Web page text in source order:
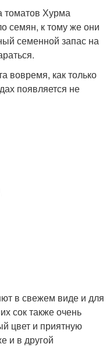
томатов Хурма
семян, к тому же они
семенной запас на
вовремя, как только
появляется не
в свежем виде и для
сок также очень
цвет и приятную
и в другой